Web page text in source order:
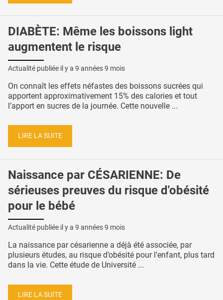
DIABÈTE: Même les boissons light
augmentent le risque
Actualité publiée il y a 9 années 9 mois
On connaît les effets néfastes des boissons sucrées qui
apportent approximativement 15% des calories et tout
l’apport en sucres de la journée. Cette nouvelle ...
LIRE LA SUITE
Naissance par CÉSARIENNE: De
sérieuses preuves du risque d'obésité
pour le bébé
Actualité publiée il y a 9 années 9 mois
La naissance par césarienne a déjà été associée, par
plusieurs études, au risque d’obésité pour l’enfant, plus tard
dans la vie. Cette étude de Université ...
LIRE LA SUITE